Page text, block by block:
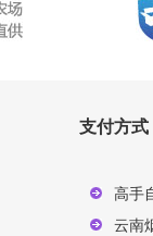
支付方式
高手
云南